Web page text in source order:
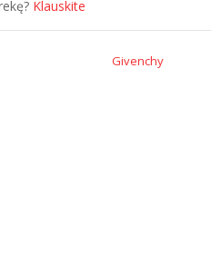
Klauskite
Givenchy